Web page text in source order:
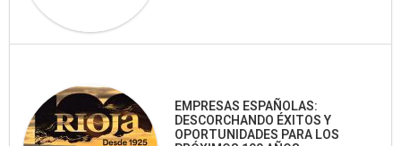
EMPRESAS ESPAÑOLAS:
DESCORCHANDO ÉXITOS Y
OPORTUNIDADES PARA LOS